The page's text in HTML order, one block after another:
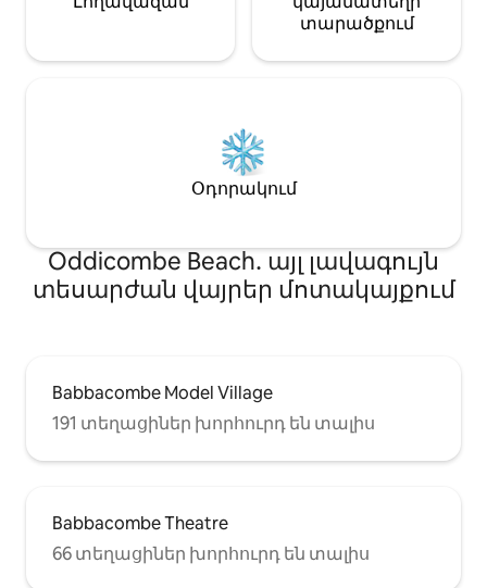
տարածքում
Օդորակում
Oddicombe Beach․ այլ լավագույն
տեսարժան վայրեր մոտակայքում
Babbacombe Model Village
191 տեղացիներ խորհուրդ են տալիս
Babbacombe Theatre
66 տեղացիներ խորհուրդ են տալիս